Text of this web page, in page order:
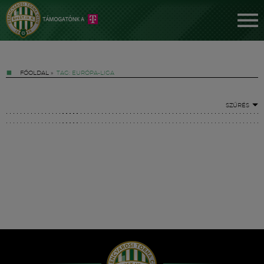
FŐOLDAL » TAG: EURÓPA-LIGA
SZŰRÉS
Hírek